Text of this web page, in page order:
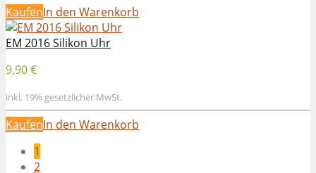
KaufenIn den Warenkorb
EM 2016 Silikon Uhr
9,90 €
inkl. 19% gesetzlicher MwSt.
KaufenIn den Warenkorb
1
2